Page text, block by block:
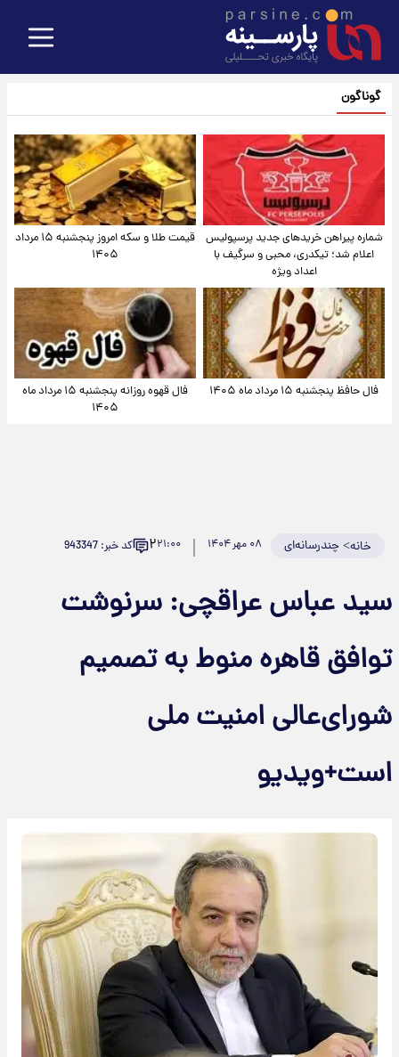
گوناگون
شماره پیراهن خریدهای جدید پرسپولیس
اعلام شد؛ تیکدری، محبی و سرگیف با
اعداد ویژه
قیمت طلا و سکه امروز پنجشنبه ۱۵ مرداد
۱۴۰۵
فال حافظ پنجشنبه ۱۵ مرداد ماه ۱۴۰۵
فال قهوه روزانه پنجشنبه ۱۵ مرداد ماه
۱۴۰۵
خانه> چندرسانه‌ای ۰۸ مهر ۱۴۰۴ ۲۱:۰۰۲ کد خبر: 943347
سید عباس عراقچی: سرنوشت
توافق قاهره منوط به تصمیم
شورای‌عالی امنیت ملی
است+ویدیو